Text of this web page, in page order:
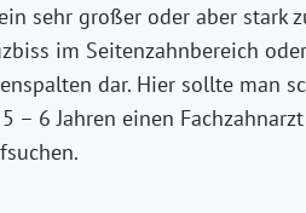
sehr großer oder aber stark
im Seitenzahnbereich
dar. Hier sollte man
– 6 Jahren einen